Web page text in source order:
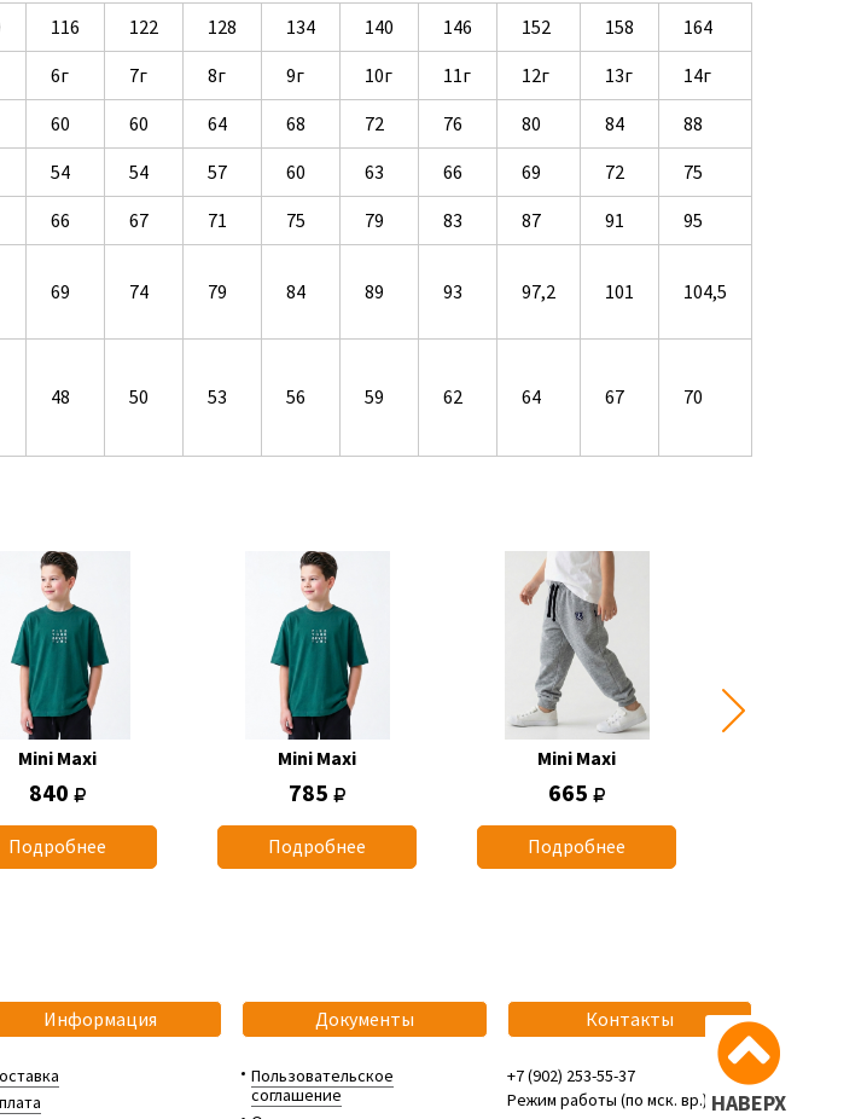
116 122 128 134 140 146 152 158
164
6г 7г 8г 9г 10г 11г 12г 13г
14г
60 60 64 68 72 76 80 84
88
54 54 57 60 63 66 69 72
75
66 67 71 75 79 83 87 91
95
69 74 79 84 89 93 97,2 101 104,5
48 50 53 56 59 62 64 67 70
Mini Maxi
840
Подробнее
Mini Maxi
785
Подробнее
Mini Maxi
665
Подробнее
НАВЕРХ
Информация Документы
Пользовательское
соглашение
Контакты
+7 (902) 253-55-37
Режим работы (по мск. вр.):